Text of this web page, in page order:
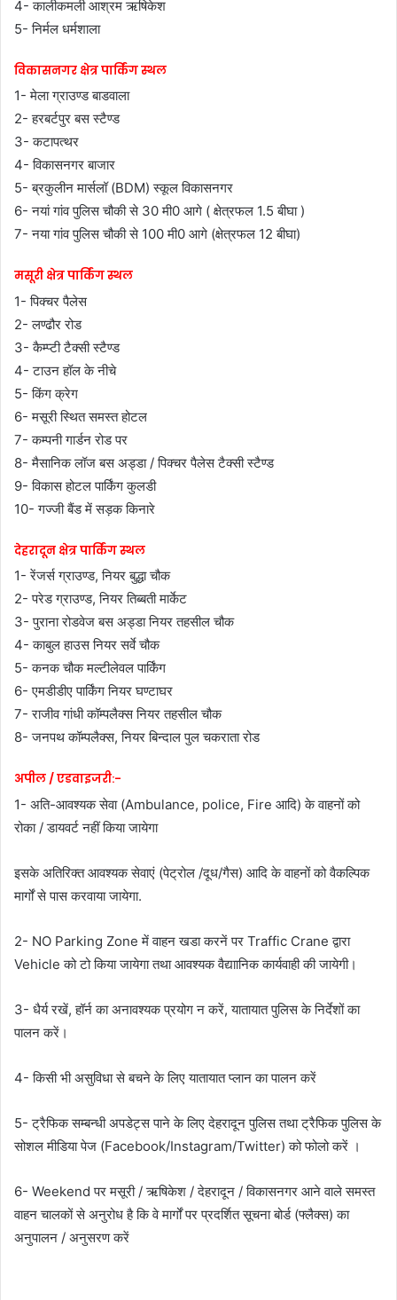
4- कालीकमली आश्रम ऋषिकेश
5- निर्मल धर्मशाला
विकासनगर क्षेत्र पार्किंग स्थल
1- मेला ग्राउण्ड बाडवाला
2- हरबर्टपुर बस स्टैण्ड
3- कटापत्थर
4- विकासनगर बाजार
5- ब्रकुलीन मार्सलॉ (BDM) स्कूल विकासनगर
6- नयां गांव पुलिस चौकी से 30 मी0 आगे ( क्षेत्रफल 1.5 बीघा )
7- नया गांव पुलिस चौकी से 100 मी0 आगे (क्षेत्रफल 12 बीघा)
मसूरी क्षेत्र पार्किंग स्थल
1- पिक्चर पैलेस
2- लण्ढौर रोड
3- कैम्प्टी टैक्सी स्टैण्ड
4- टाउन हॉल के नीचे
5- किंग क्रेग
6- मसूरी स्थित समस्त होटल
7- कम्पनी गार्डन रोड पर
8- मैसानिक लॉज बस अड्डा / पिक्चर पैलेस टैक्सी स्टैण्ड
9- विकास होटल पार्किंग कुलडी
10- गज्जी बैंड में सड़क किनारे
देहरादून क्षेत्र पार्किंग स्थल
1- रेंजर्स ग्राउण्ड, नियर बुद्धा चौक
2- परेड ग्राउण्ड, नियर तिब्बती मार्केट
3- पुराना रोडवेज बस अड्डा नियर तहसील चौक
4- काबुल हाउस नियर सर्वे चौक
5- कनक चौक मल्टीलेवल पार्किंग
6- एमडीडीए पार्किंग नियर घण्टाघर
7- राजीव गांधी कॉम्पलैक्स नियर तहसील चौक
8- जनपथ कॉम्पलैक्स, नियर बिन्दाल पुल चकराता रोड
अपील / एडवाइजरी:-
1- अति-आवश्यक सेवा (Ambulance, police, Fire आदि) के वाहनों को
रोका / डायवर्ट नहीं किया जायेगा
इसके अतिरिक्त आवश्यक सेवाएं (पेट्रोल /दूध/गैस) आदि के वाहनों को वैकल्पिक
मार्गों से पास करवाया जायेगा.
2- NO Parking Zone में वाहन खडा करनें पर Traffic Crane द्वारा
Vehicle को टो किया जायेगा तथा आवश्यक वैद्याानिक कार्यवाही की जायेगी।
3- धैर्य रखें, हॉर्न का अनावश्यक प्रयोग न करें, यातायात पुलिस के निर्देशों का
पालन करें।
4- किसी भी असुविधा से बचने के लिए यातायात प्लान का पालन करें
5- ट्रैफिक सम्बन्धी अपडेट्स पाने के लिए देहरादून पुलिस तथा ट्रैफिक पुलिस के
सोशल मीडिया पेज (Facebook/Instagram/Twitter) को फोलो करें ।
6- Weekend पर मसूरी / ऋषिकेश / देहरादून / विकासनगर आने वाले समस्त
वाहन चालकों से अनुरोध है कि वे मार्गों पर प्रदर्शित सूचना बोर्ड (फ्लैक्स) का
अनुपालन / अनुसरण करें